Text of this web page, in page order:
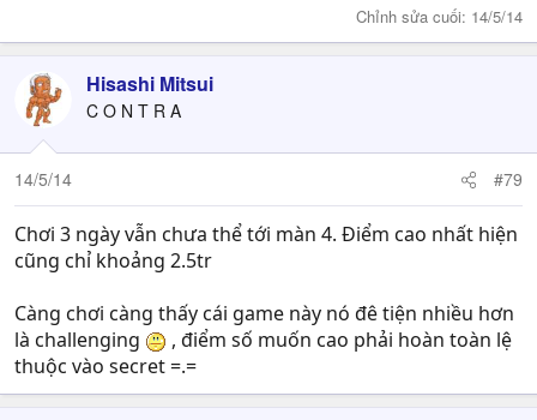
Chỉnh sửa cuối: 14/5/14
Hisashi Mitsui
C O N T R A
14/5/14 #79
Chơi 3 ngày vẫn chưa thể tới màn 4. Điểm cao nhất hiện
cũng chỉ khoảng 2.5tr
Càng chơi càng thấy cái game này nó đê tiện nhiều hơn
là challenging
, điểm số muốn cao phải hoàn toàn lệ
thuộc vào secret =.=